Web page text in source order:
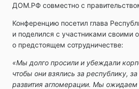
ДОМ.РФ совместно с
Конференцию посетил глава
и поделился с участниками своими
о предстоящем сотрудничестве:
«Мы долго просили и убеждали
чтобы они взялись за республику,
развития агломерации. Мы ожидаем